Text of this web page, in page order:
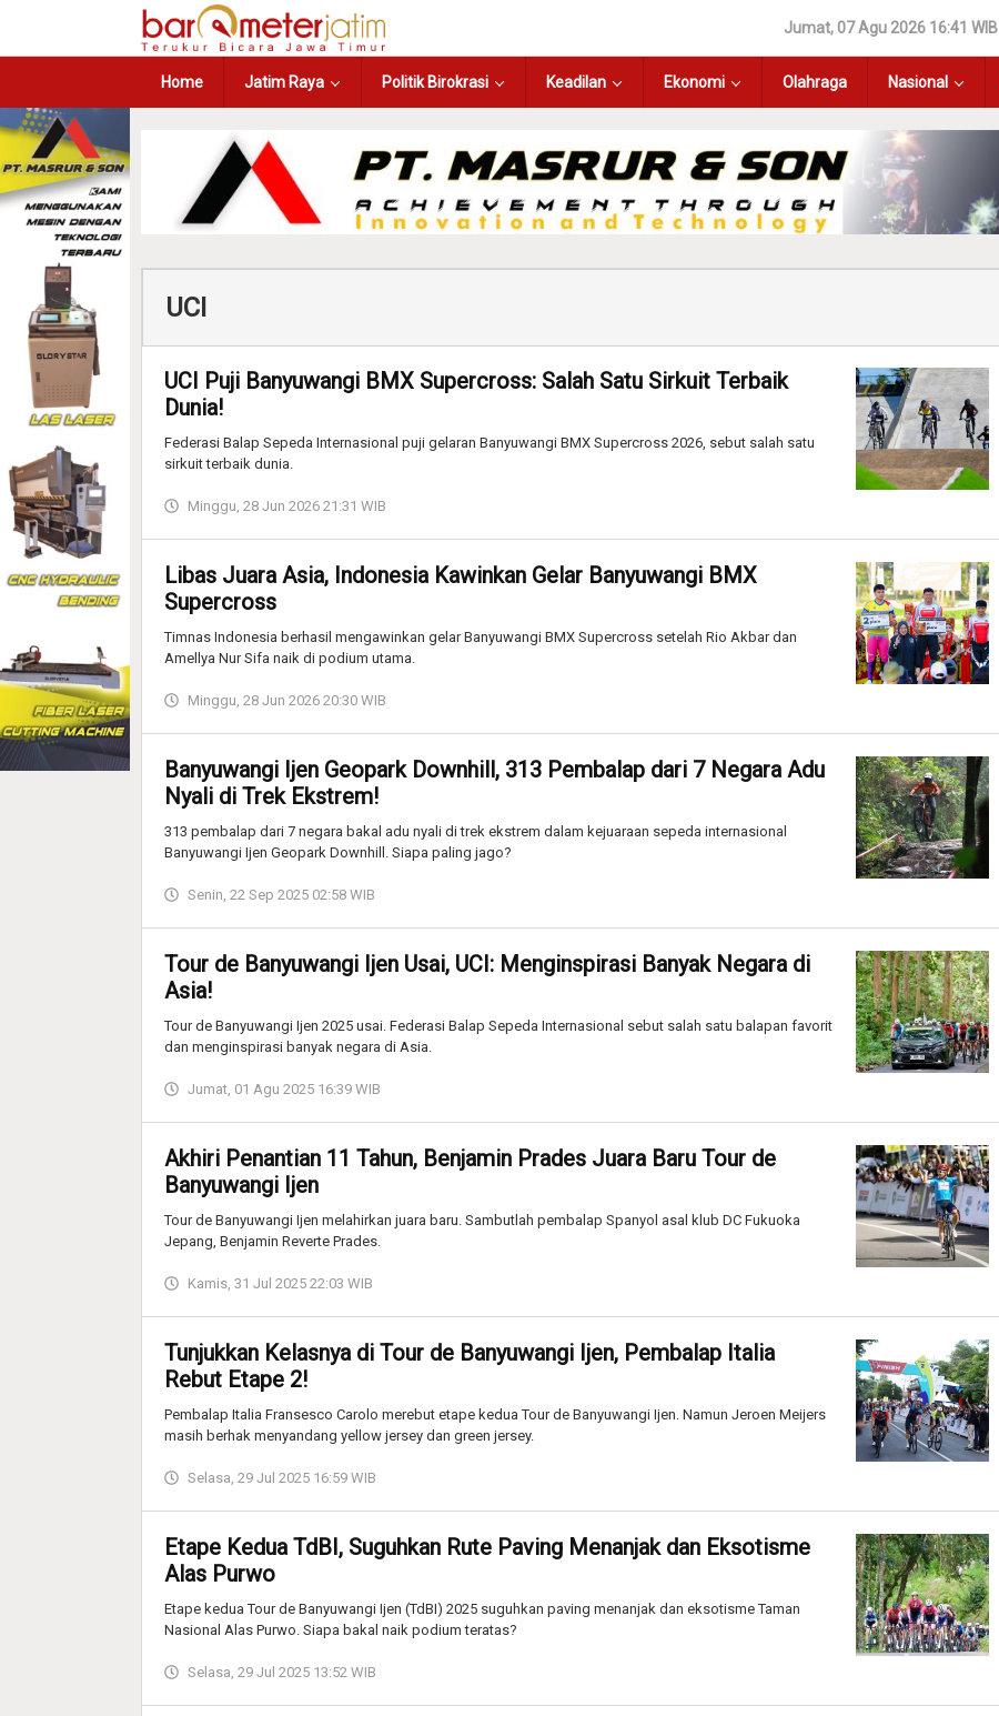
Jumat, 07 Agu 2026 16:41 WIB
Home Jatim Raya Politik Birokrasi Keadilan Ekonomi Olahraga Nasional
UCI
UCI Puji Banyuwangi BMX Supercross: Salah Satu Sirkuit Terbaik
Dunia!
Federasi Balap Sepeda Internasional puji gelaran Banyuwangi BMX Supercross 2026, sebut salah satu
sirkuit terbaik dunia.
Minggu, 28 Jun 2026 21:31 WIB
Libas Juara Asia, Indonesia Kawinkan Gelar Banyuwangi BMX
Supercross
Timnas Indonesia berhasil mengawinkan gelar Banyuwangi BMX Supercross setelah Rio Akbar dan
Amellya Nur Sifa naik di podium utama.
Minggu, 28 Jun 2026 20:30 WIB
Banyuwangi Ijen Geopark Downhill, 313 Pembalap dari 7 Negara Adu
Nyali di Trek Ekstrem!
313 pembalap dari 7 negara bakal adu nyali di trek ekstrem dalam kejuaraan sepeda internasional
Banyuwangi Ijen Geopark Downhill. Siapa paling jago?
Senin, 22 Sep 2025 02:58 WIB
Tour de Banyuwangi Ijen Usai, UCI: Menginspirasi Banyak Negara di
Asia!
Tour de Banyuwangi Ijen 2025 usai. Federasi Balap Sepeda Internasional sebut salah satu balapan favorit
dan menginspirasi banyak negara di Asia.
Jumat, 01 Agu 2025 16:39 WIB
Akhiri Penantian 11 Tahun, Benjamin Prades Juara Baru Tour de
Banyuwangi Ijen
Tour de Banyuwangi Ijen melahirkan juara baru. Sambutlah pembalap Spanyol asal klub DC Fukuoka
Jepang, Benjamin Reverte Prades.
Kamis, 31 Jul 2025 22:03 WIB
Tunjukkan Kelasnya di Tour de Banyuwangi Ijen, Pembalap Italia
Rebut Etape 2!
Pembalap Italia Fransesco Carolo merebut etape kedua Tour de Banyuwangi Ijen. Namun Jeroen Meijers
masih berhak menyandang yellow jersey dan green jersey.
Selasa, 29 Jul 2025 16:59 WIB
Etape Kedua TdBI, Suguhkan Rute Paving Menanjak dan Eksotisme
Alas Purwo
Etape kedua Tour de Banyuwangi Ijen (TdBI) 2025 suguhkan paving menanjak dan eksotisme Taman
Nasional Alas Purwo. Siapa bakal naik podium teratas?
Selasa, 29 Jul 2025 13:52 WIB